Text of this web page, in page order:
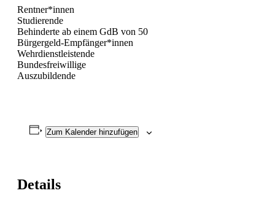
Rentner*innen
Studierende
Behinderte ab einem GdB von 50
Bürgergeld-Empfänger*innen
Wehrdienstleistende
Bundesfreiwillige
Auszubildende
Zum Kalender hinzufügen
Details